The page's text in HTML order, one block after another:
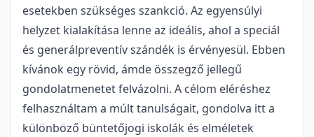
esetekben szükséges szankció. Az egyensúlyi
helyzet kialakítása lenne az ideális, ahol a speciál
és generálpreventív szándék is érvényesül. Ebben
kívánok egy rövid, ámde összegző jellegű
gondolatmenetet felvázolni. A célom eléréshez
felhasználtam a múlt tanulságait, gondolva itt a
különböző büntetőjogi iskolák és elméletek